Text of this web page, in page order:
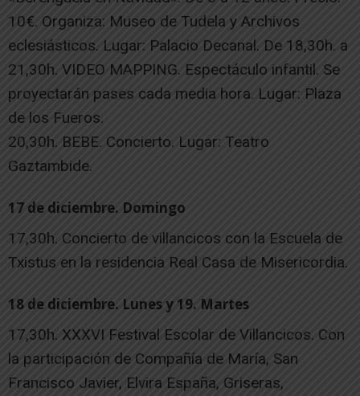
10€. Organiza: Museo de Tudela y Archivos
eclesiásticos. Lugar: Palacio Decanal. De 18,30h. a
21,30h. VIDEO MAPPING. Espectáculo infantil. Se
proyectarán pases cada media hora. Lugar: Plaza
de los Fueros.
20,30h. BEBE. Concierto. Lugar: Teatro
Gaztambide.
17 de diciembre. Domingo
17,30h. Concierto de villancicos con la Escuela de
Txistus en la residencia Real Casa de Misericordia.
18 de diciembre. Lunes y 19. Martes
17,30h. XXXVI Festival Escolar de Villancicos. Con
la participación de Compañía de María, San
Francisco Javier, Elvira España, Griseras,